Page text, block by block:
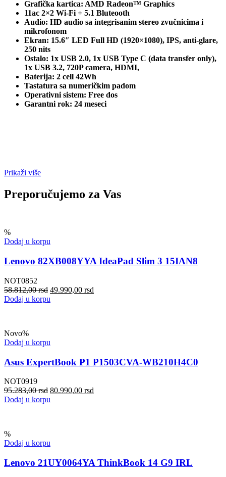
Grafička kartica: AMD Radeon™ Graphics
11ac 2×2 Wi-Fi + 5.1 Bluteooth
Audio: HD audio sa integrisanim stereo zvučnicima i
mikrofonom
Ekran: 15.6″ LED Full HD (1920×1080), IPS, anti-glare,
250 nits
Ostalo: 1x USB 2.0, 1x USB Type C (data transfer only),
1x USB 3.2, 720P camera, HDMI,
Baterija: 2 cell 42Wh
Tastatura sa numeričkim padom
Operativni sistem: Free dos
Garantni rok: 24 meseci
Prikaži više
Preporučujemo za Vas
%
Dodaj u korpu
Lenovo 82XB008YYA IdeaPad Slim 3 15IAN8
NOT0852
58.812,00rsd 49.990,00 rsd
Dodaj u korpu
Novo%
Dodaj u korpu
Asus ExpertBook P1 P1503CVA-WB210H4C0
NOT0919
95.283,00rsd 80.990,00 rsd
Dodaj u korpu
%
Dodaj u korpu
Lenovo 21UY0064YA ThinkBook 14 G9 IRL